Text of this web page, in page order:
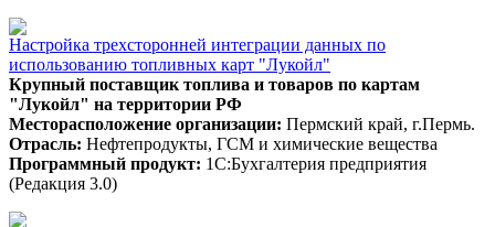
Настройка трехсторонней интеграции данных по
использованию топливных карт "Лукойл"
Крупный поставщик топлива и товаров по картам
"Лукойл" на территории РФ
Месторасположение организации: Пермский край, г.Пермь.
Отрасль: Нефтепродукты, ГСМ и химические вещества
Программный продукт: 1С:Бухгалтерия предприятия
(Редакция 3.0)